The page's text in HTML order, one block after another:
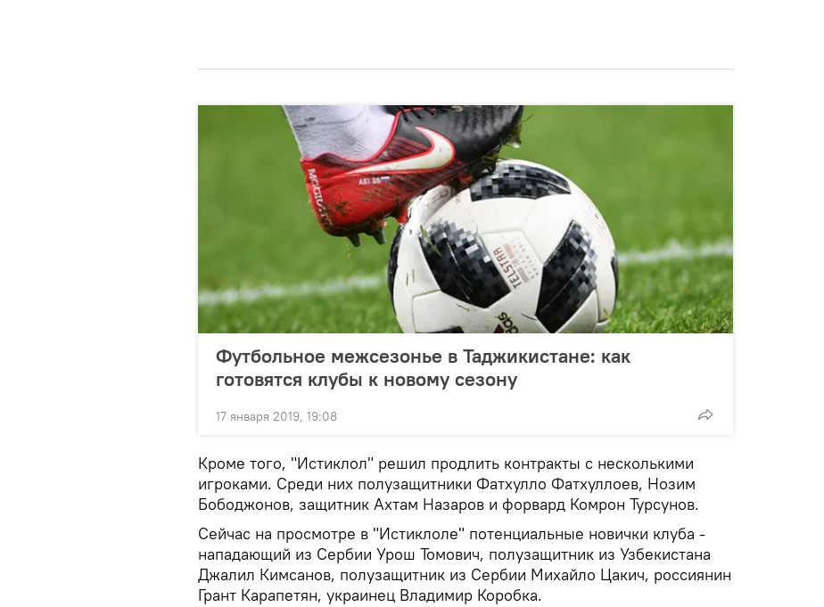
Футбольное межсезонье в Таджикистане: как
готовятся клубы к новому сезону
17 января 2019, 19:08
Кроме того, "Истиклол" решил продлить контракты с несколькими
игроками. Среди них полузащитники Фатхулло Фатхуллоев, Нозим
Бободжонов, защитник Ахтам Назаров и форвард Комрон Турсунов.
Сейчас на просмотре в "Истиклоле" потенциальные новички клуба -
нападающий из Сербии Урош Томович, полузащитник из Узбекистана
Джалил Кимсанов, полузащитник из Сербии Михайло Цакич, россиянин
Грант Карапетян, украинец Владимир Коробка.